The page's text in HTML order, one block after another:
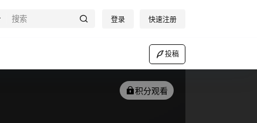
登录 快速注册
投稿
积分观看